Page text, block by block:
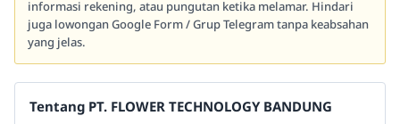
informasi rekening, atau pungutan ketika melamar. Hindari
juga lowongan Google Form / Grup Telegram tanpa keabsahan
yang jelas.
Tentang PT. FLOWER TECHNOLOGY BANDUNG